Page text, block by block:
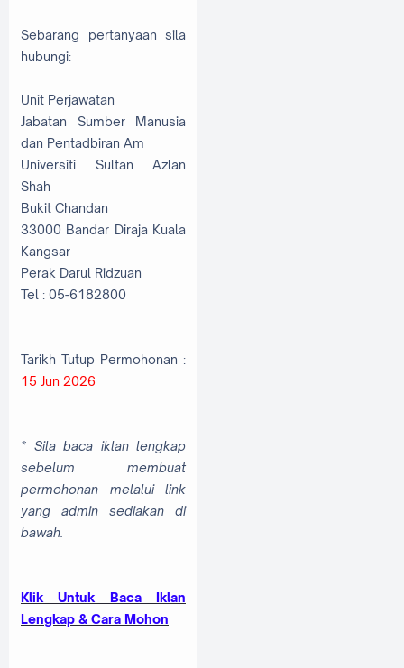
Sebarang pertanyaan sila
hubungi:
Unit Perjawatan
Jabatan Sumber Manusia
dan Pentadbiran Am
Universiti Sultan Azlan
Shah
Bukit Chandan
33000 Bandar Diraja Kuala
Kangsar
Perak Darul Ridzuan
Tel : 05-6182800
Tarikh Tutup Permohonan :
15 Jun 2026
* Sila baca iklan lengkap
sebelum membuat
permohonan melalui link
yang admin sediakan di
bawah.
Klik Untuk Baca Iklan
Lengkap & Cara Mohon